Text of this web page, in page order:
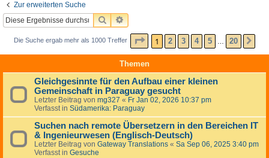
Zur erweiterten Suche
SUCHEERWEITERTE SUCHE
Die Suche ergab mehr als 1000 Treffer SEITE1 VON20
1 2 3 4 5 20
Themen
Gleichgesinnte für den Aufbau einer kleinen
Gemeinschaft in Paraguay gesucht
Letzter Beitrag von mg327 « Fr Jan 02, 2026 10:37 pm
Verfasst in Südamerika: Paraguay
Suchen nach remote Übersetzern in den Bereichen IT
& Ingenieurwesen (Englisch-Deutsch)
Letzter Beitrag von Gateway Translations « Sa Sep 06, 2025 3:40 pm
Verfasst in Gesuche